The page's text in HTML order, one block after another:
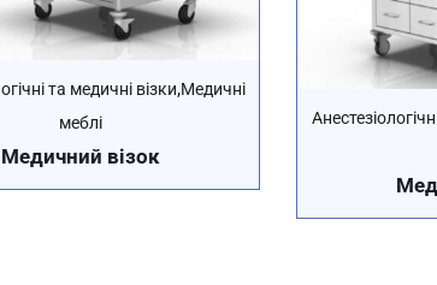
та медичні візки,Медичні
меблі
Медичний візок